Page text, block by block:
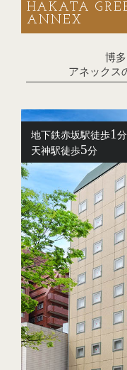
HAKATA
ANNEX
博
アネックス
地下鉄赤坂駅徒歩1
天神駅徒歩5分